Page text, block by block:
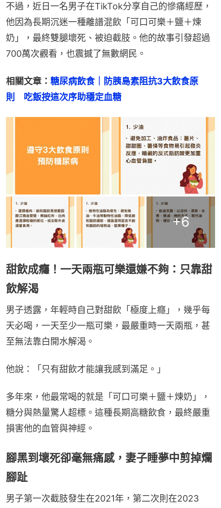
不過，近日一名男子在TikTok分享自己的慘痛經歷，
他因為長期沉迷一種離譜混飲「可口可樂＋鹽＋煉
奶」，最終雙腿壞死、被迫截肢。他的故事引發超過
700萬次觀看，也震撼了無數網民。
相關文章： 糖尿病飲食｜防胰島素阻抗3大飲食原
則　吃飯按這次序助穩定血糖
+6
甜飲成癮！一天兩瓶可樂還嫌不夠：只靠甜
飲解渴
男子透露，年輕時自己對甜飲「極度上癮」，幾乎每
天必喝，一天至少一瓶可樂，最嚴重時一天兩瓶，甚
至無法靠白開水解渴。
他說：「只有甜飲才能讓我感到滿足。」
多年來，他最常喝的就是「可口可樂＋鹽＋煉奶」，
糖分與熱量驚人超標。這種長期高糖飲食，最終嚴重
損害他的血管與神經。
腳黑到壞死卻毫無痛感，妻子睡夢中剪掉爛
腳趾
男子第一次截肢發生在2021年，第二次則在2023